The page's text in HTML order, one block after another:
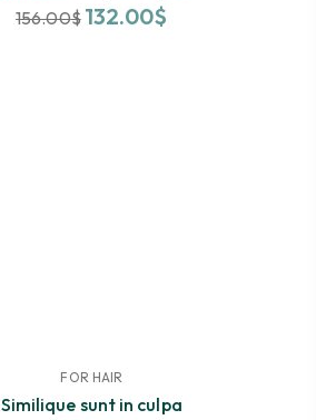
156.00$ 132.00$
FOR HAIR
Similique sunt in culpa